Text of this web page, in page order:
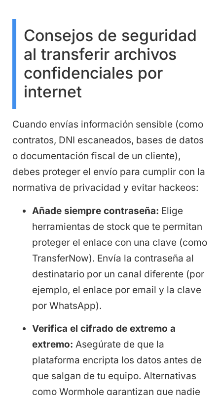
Consejos de seguridad
al transferir archivos
confidenciales por
internet
Cuando envías información sensible (como
contratos, DNI escaneados, bases de datos
o documentación fiscal de un cliente),
debes proteger el envío para cumplir con la
normativa de privacidad y evitar hackeos:
Añade siempre contraseña: Elige
herramientas de stock que te permitan
proteger el enlace con una clave (como
TransferNow). Envía la contraseña al
destinatario por un canal diferente (por
ejemplo, el enlace por email y la clave
por WhatsApp).
Verifica el cifrado de extremo a
extremo: Asegúrate de que la
plataforma encripta los datos antes de
que salgan de tu equipo. Alternativas
como Wormhole garantizan que nadie